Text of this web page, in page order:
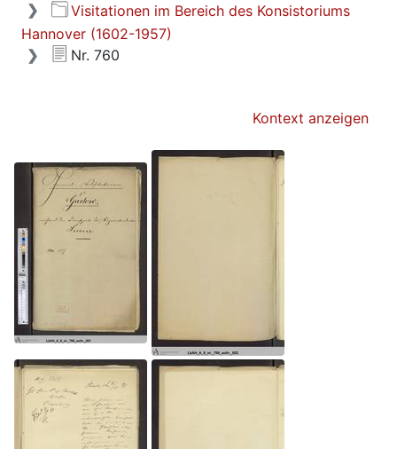
Visitationen im Bereich des Konsistoriums
Hannover (1602-1957)
Nr. 760
Kontext anzeigen